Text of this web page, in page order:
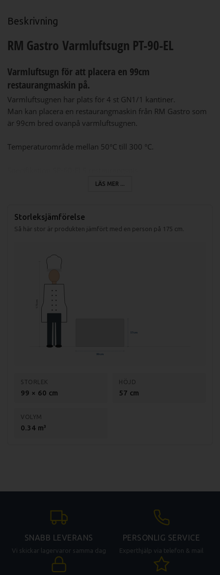
Beskrivning
RM Gastro Varmluftsugn PT-90-EL
Varmluftsugn för att placera en 99cm
restaurangmaskin på.
Varmluftsugnen har plats för 4 st GN1/1 kantiner.
Man kan placera en restaurangmaskin från RM Gastro som
är 99cm bred ovanpå varmluftsugnen.
Temperaturområde mellan 50°C till 300 °C.
Mått (LxBxH): 990x600x570mm
Effekt på varmluftsugn: 3,13kW (230V)
Spänning: 230V
Vikt (med emballage): 67,3kg
LÄS MER ...
Storleksjämförelse
Så här stor är produkten jämfört med en person på 175 cm.
175 cm
57 cm
99 cm
STORLEK
99 × 60 cm
HÖJD
57 cm
VOLYM
0.34 m³
SNABB LEVERANS
Vi skickar lagervaror samma dag
PERSONLIG SERVICE
Experthjälp via telefon & mail